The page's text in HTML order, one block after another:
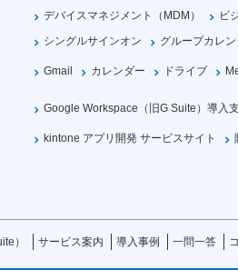
デバイスマネジメント（MDM）
ビ
シングルサインオン
グループカレ
Gmail カレンダー ドライブ
Google Workspace（旧G Suite）導入
kintone アプリ開発 サービスサイト
） サービス案内 導入事例 一問一答